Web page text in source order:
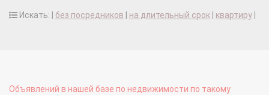
Искать: | без посредников на длительный срок квартиру
Объявлений в нашей базе по недвижимости по такому